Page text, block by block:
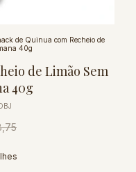
de Quinua com Recheio de
40g
de Limão Sem
40g